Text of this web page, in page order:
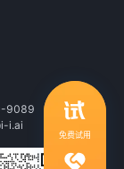
9089
i.ai
免费试用